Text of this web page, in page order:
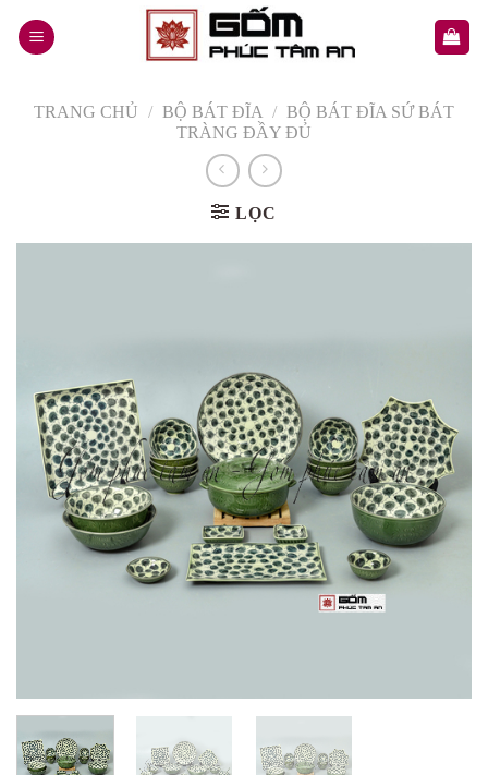
TRANG CHỦ / BỘ BÁT ĐĨA / BỘ BÁT ĐĨA SỨ BÁT
TRÀNG ĐẦY ĐỦ
LỌC